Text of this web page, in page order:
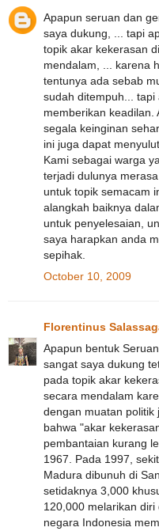
Apapun seruan dan
saya dukung, ... tapi
topik akar kekerasan
mendalam, ... karena
tentunya ada sebab
sudah ditempuh...
memberikan keadilan.
segala keinginan
ini juga dapat
Kami sebagai warga
terjadi dulunya
untuk topik semacam
alangkah baiknya
untuk penyelesaian,
saya harapkan anda
sepihak.
October 10, 2009
Florentinus
Apapun bentuk
sangat saya dukung
pada topik akar
secara mendalam
dengan muatan politik
bahwa "akar
pembantaian kurang
1967. Pada 1997,
Madura dibunuh di
setidaknya 3,000
120,000 melarikan
negara Indonesia